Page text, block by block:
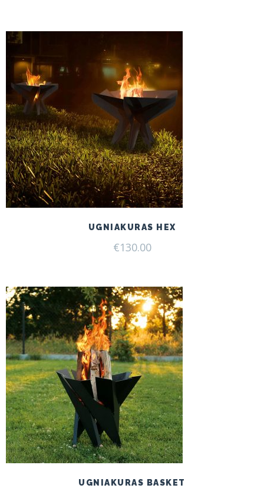
UGNIAKURAS HEX
€130.00
UGNIAKURAS BASKET